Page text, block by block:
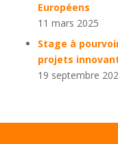
Européens
11 mars 2025
Stage à
projets
19 septembre